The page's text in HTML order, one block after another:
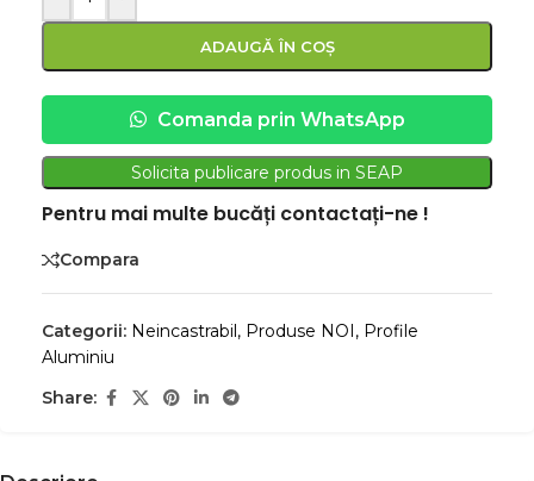
ADAUGĂ ÎN COȘ
Comanda prin WhatsApp
Solicita publicare produs in SEAP
Pentru mai multe bucăți contactați-ne !
Compara
Categorii: Neincastrabil, Produse NOI, Profile
Aluminiu
Share: